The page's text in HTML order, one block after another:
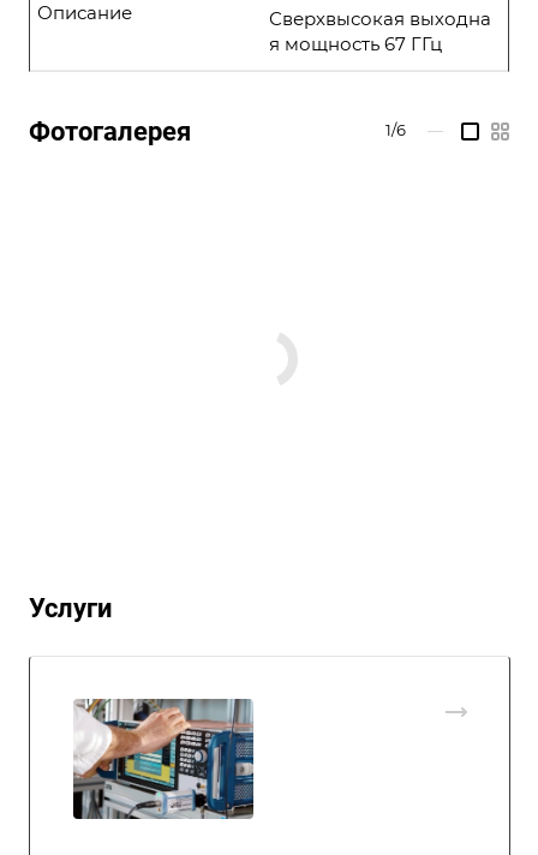
Сверхвысокая выходна
я мощность 67 ГГц
Описание
Фотогалерея 1/6 —
Услуги